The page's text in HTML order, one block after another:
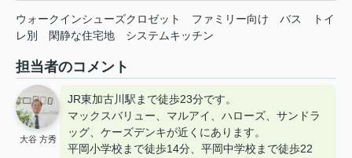
ウォークインシューズクロゼット ファミリー向け バス
トイ
レ別
閑静な住宅地 システムキッチン
担当者のコメント
大谷 方秀
JR東加古川駅まで徒歩23分です。
マックスバリュー、マルアイ、ハローズ、サンドラ
ッグ、ケーズデンキが近くにあります。
平岡小学校まで徒歩14分、平岡中学校まで徒歩22